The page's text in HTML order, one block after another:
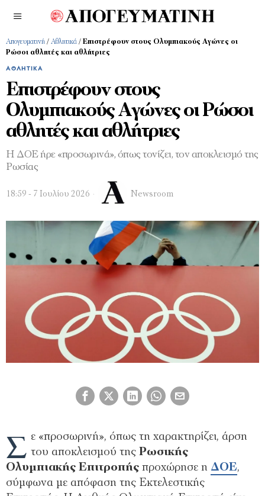
Απογευματινή / Αθλητικά / Επιστρέφουν στους Ολυμπιακούς Αγώνες οι
Ρώσοι αθλητές και αθλήτριες
ΑΘΛΗΤΙΚΆ
Επιστρέφουν στους
Ολυμπιακούς Αγώνες οι Ρώσοι
αθλητές και αθλήτριες
Η ΔΟΕ ήρε «προσωρινά», όπως τονίζει, τον αποκλεισμό της
Ρωσίας
18:59 - 7 Ιουλίου 2026 Newsroom
Σ ε «προσωρινή», όπως τη χαρακτηρίζει, άρση
του αποκλεισμού της Ρωσικής
Ολυμπιακής Επιτροπής προχώρησε η ΔΟΕ,
σύμφωνα με απόφαση της Εκτελεστικής